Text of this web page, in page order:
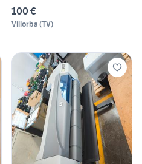
100 €
Villorba (TV)